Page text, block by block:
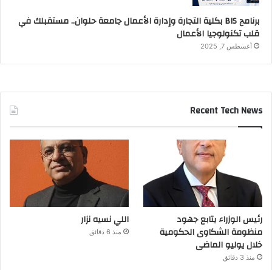
برنامج BIS بكلية التجارة وإدارة الأعمال جامعة حلوان.. مستقبلك في
قلب تكنولوجيا الأعمال
أغسطس 7, 2025
Recent Tech News
رئيس الوزراء يتابع جهود
منظومة الشكاوى الحكومية
خلال يوليو الماضى
منذ 3 دقائق
اللي نسيه نزار
منذ 6 دقائق